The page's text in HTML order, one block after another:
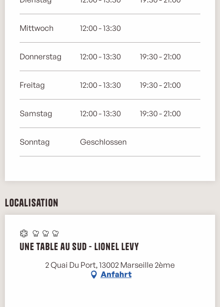
Mittwoch 12:00 - 13:30
Donnerstag 12:00 - 13:30 19:30 - 21:00
Freitag 12:00 - 13:30 19:30 - 21:00
Samstag 12:00 - 13:30 19:30 - 21:00
Sonntag Geschlossen
Localisation
Une Table au Sud - Lionel Levy
2 Quai Du Port, 13002 Marseille 2ème
Anfahrt